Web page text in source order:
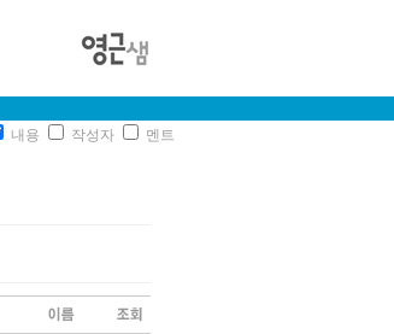
내용 작성자 멘트